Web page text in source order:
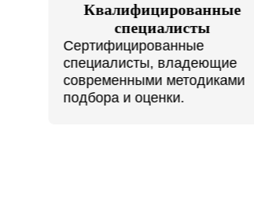
Рекомендации
Лучшая оценка работы
компании — отзывы
клиентов, формирующие
доверие и репутацию.